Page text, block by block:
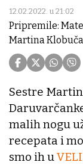
12.02.2022. u 21:02
Pripremile:
Martina
Sestre
malih nogu
recepata i
smo ih u